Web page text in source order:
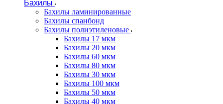
Бахилы
Бахилы ламинированные
Бахилы спанбонд
Бахилы полиэтиленовые
Бахилы 17 мкм
Бахилы 20 мкм
Бахилы 60 мкм
Бахилы 80 мкм
Бахилы 30 мкм
Бахилы 100 мкм
Бахилы 50 мкм
Бахилы 40 мкм